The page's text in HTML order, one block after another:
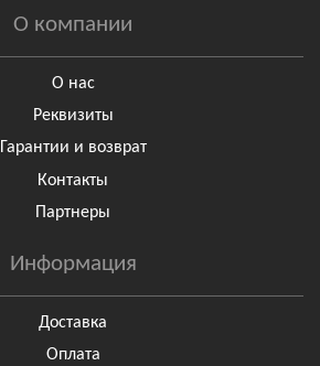
О компании
О нас
Реквизиты
Гарантии и возврат
Контакты
Партнеры
Информация
Доставка
Оплата